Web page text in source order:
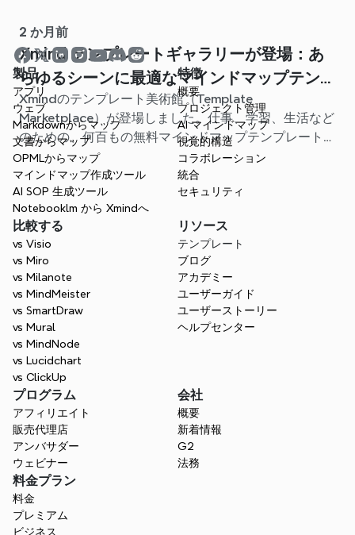
2 か月前
Xmind テンプレートギャラリーが登場：あ
らゆるシーンに最適なマインドマップテンプ
レートが見つかります
Xmindのテンプレート美術館（Template
Marketplace）が登場しました。仕事、学習、生活など
のための、何百もの無料マインドマップテンプレートが
用意されています。最適なスタート地点を見つけ、白紙
から始める手間を省きましょう。
製品
アプリ
ウェブ
Markdownからマップ
文書からマップ
OPMLからマップ
マインドマップ作成ツール
AI SOP 生成ツール
Notebooklm から Xmindへ
特徴
概要
プロジェクト管理
AI マインドマップ
視覚的構造
コラボレーション
統合
セキュリティ
比較する
vs Visio
vs Miro
vs Milanote
vs MindMeister
vs SmartDraw
vs Mural
vs MindNode
vs Lucidchart
vs ClickUp
リソース
テンプレート
ブログ
アカデミー
ユーザーガイド
ユーザーストーリー
ヘルプセンター
プログラム
アフィリエイト
販売代理店
アンバサダー
ウェビナー
会社
概要
新着情報
G2
法務
料金プラン
料金
プレミアム
ビジネス